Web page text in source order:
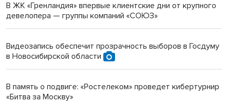
В ЖК «Гренландия» впервые клиентские дни от крупного
девелопера — группы компаний «СОЮЗ»
Видеозапись обеспечит прозрачность выборов в Госдуму
в Новосибирской области
В память о подвиге: «Ростелеком» проведет кибертурнир
«Битва за Москву»